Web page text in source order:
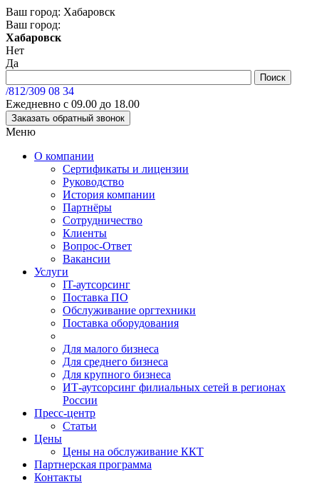
Ваш город: Хабаровск
Ваш город:
Хабаровск
Нет
Да
/812/309 08 34
Ежедневно с 09.00 до 18.00
Заказать обратный звонок
Меню
О компании
Сертификаты и лицензии
Руководство
История компании
Партнёры
Сотрудничество
Клиенты
Вопрос-Ответ
Вакансии
Услуги
IT-аутсорсинг
Поставка ПО
Обслуживание оргтехники
Поставка оборудования
Для малого бизнеса
Для среднего бизнеса
Для крупного бизнеса
ИТ-аутсорсинг филиальных сетей в регионах
России
Пресс-центр
Статьи
Цены
Цены на обслуживание ККТ
Партнерская программа
Контакты